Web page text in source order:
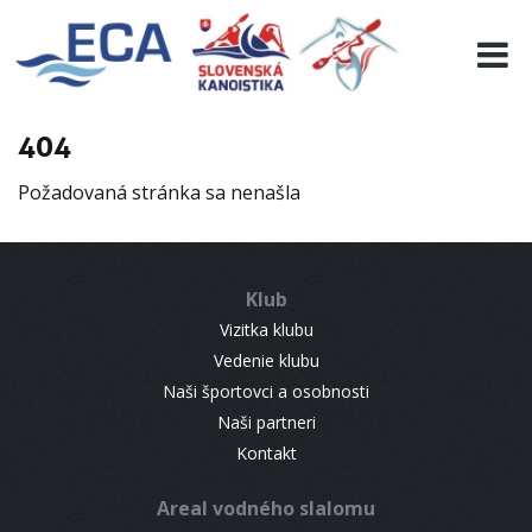
404
Požadovaná stránka sa nenašla
Klub
Vizitka klubu
Vedenie klubu
Naši športovci a osobnosti
Naši partneri
Kontakt
Areal vodného slalomu
EURO 19
INFO
RESULTS
CONTACT